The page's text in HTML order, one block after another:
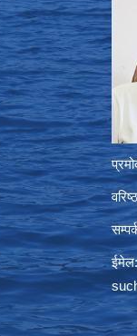
ईमेल: